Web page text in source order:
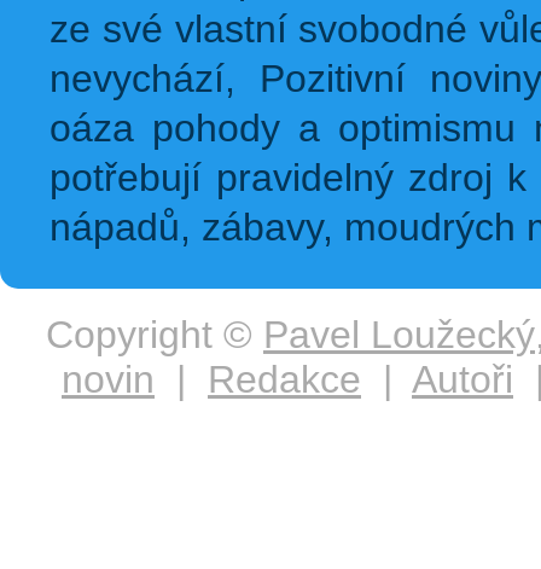
ze své vlastní svobodné
nevychází, Pozitivní
oáza pohody a
potřebují pravidelný zdroj
nápadů, zábavy, moudrých
Copyright © Pavel Loužecký
novin | Redakce | Autoři